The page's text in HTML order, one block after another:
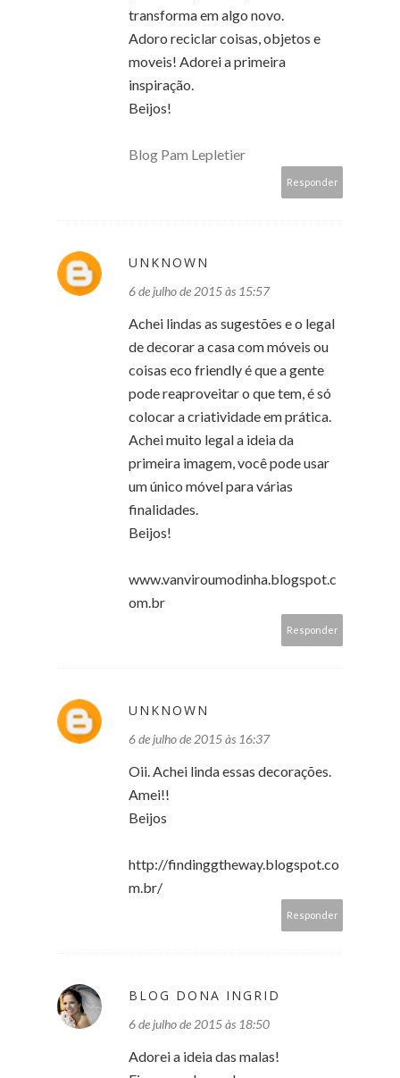
transforma em algo novo.
Adoro reciclar coisas, objetos e
moveis! Adorei a primeira
inspiração.
Beijos!
Blog Pam Lepletier
Responder
UNKNOWN
6 de julho de 2015 às 15:57
Achei lindas as sugestões e o legal
de decorar a casa com móveis ou
coisas eco friendly é que a gente
pode reaproveitar o que tem, é só
colocar a criatividade em prática.
Achei muito legal a ideia da
primeira imagem, você pode usar
um único móvel para várias
finalidades.
Beijos!
www.vanviroumodinha.blogspot.c
om.br
Responder
UNKNOWN
6 de julho de 2015 às 16:37
Oii. Achei linda essas decorações.
Amei!!
Beijos
http://findinggtheway.blogspot.co
m.br/
Responder
BLOG DONA INGRID
6 de julho de 2015 às 18:50
Adorei a ideia das malas!